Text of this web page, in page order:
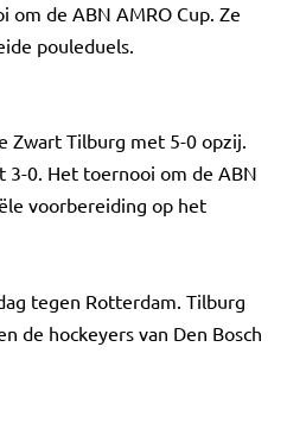
om de ABN AMRO Cup. Ze
pouleduels.
Zwart Tilburg met 5-0 opzij.
3-0. Het toernooi om de ABN
voorbereiding op het
tegen Rotterdam. Tilburg
de hockeyers van Den Bosch